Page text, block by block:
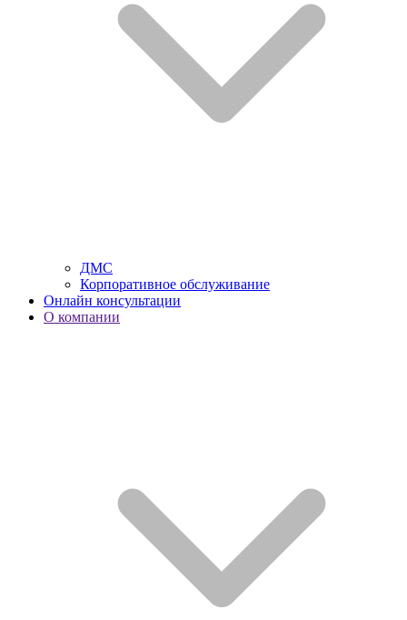
ДМС
Корпоративное обслуживание
Онлайн консультации
О компании